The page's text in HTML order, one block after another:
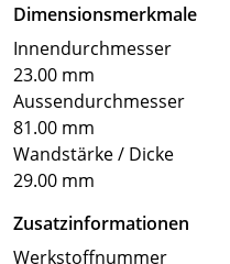
Dimensionsmerkmale
Innendurchmesser
23.00 mm
Aussendurchmesser
81.00 mm
Wandstärke / Dicke
29.00 mm
Zusatzinformationen
Werkstoffnummer